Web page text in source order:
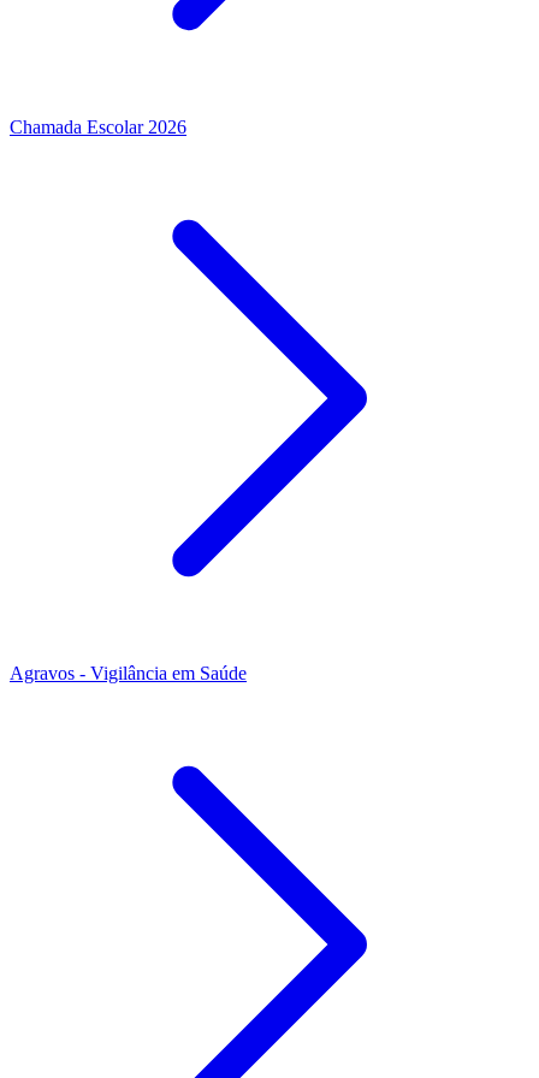
Chamada Escolar 2026
Agravos - Vigilância em Saúde